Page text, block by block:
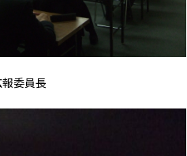
委員長